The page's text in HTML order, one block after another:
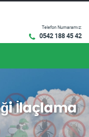
Telefon Numaramız:
0542 188 45 42
İlaçlama